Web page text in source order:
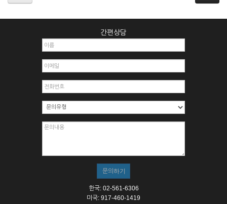
2. 개인정보를 허위로 기재하여 신청할 경우
3. 경쟁 관게에 있는 이용자가 신청할 경우
4. 타인의 서비스 이용을 방해하거나, 정보를 도용한 경우
6. 이용자가 영업활동 또는 부정한 용도로 본 서비스를 이용할
7. 회사의 정보를 사전 승낙 없이 전재, 변조, 복사하여 이용하
8. 기타 회사가 정한 제반 사항을 위반하며 신청하는 경우
제5조 (서비스의 이용 및 중지)
② 시스템 점검, 교체 및 고장, 기술적인 이유, 국가비상사태, 정
스가 불가능할 경우 회사는 사전 공지나 예고 없이 서비스의 전
부 또는 일부를 일시적 또는 영구적으로 중지할 수 있습니다.
③ 기타 회사는 서비스를 제공할 수 없는 합당한 사유가 발생한
간편상담
한국: 02-561-6306
미국: 917-460-1419